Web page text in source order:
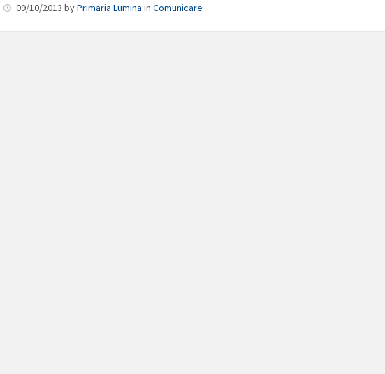
09/10/2013byPrimaria Lumina inComunicare